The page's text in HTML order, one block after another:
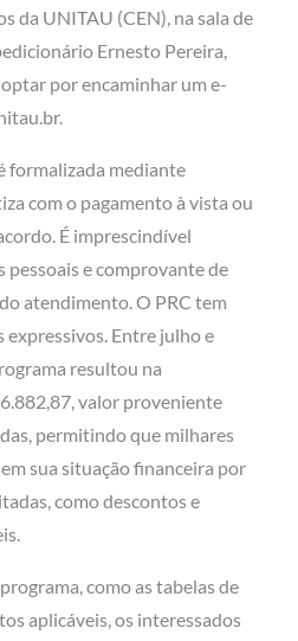
da UNITAU (CEN), na sala de
Ernesto Pereira,
por encaminhar um e-
formalizada mediante
com o pagamento à vista ou
É imprescindível
e comprovante de
atendimento. O PRC tem
Entre julho e
resultou na
valor proveniente
permitindo que milhares
sua situação financeira por
como descontos e
como as tabelas de
aplicáveis, os interessados